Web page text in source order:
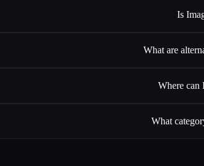
Is
What are
Where can
What